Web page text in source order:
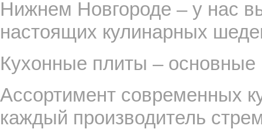
Нижнем Новгороде – у нас
настоящих кулинарных
Кухонные плиты –
Ассортимент современных
каждый производитель